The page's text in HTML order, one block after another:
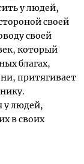
у людей,
своей
своей
который
благах,
притягивает
у людей,
в своих